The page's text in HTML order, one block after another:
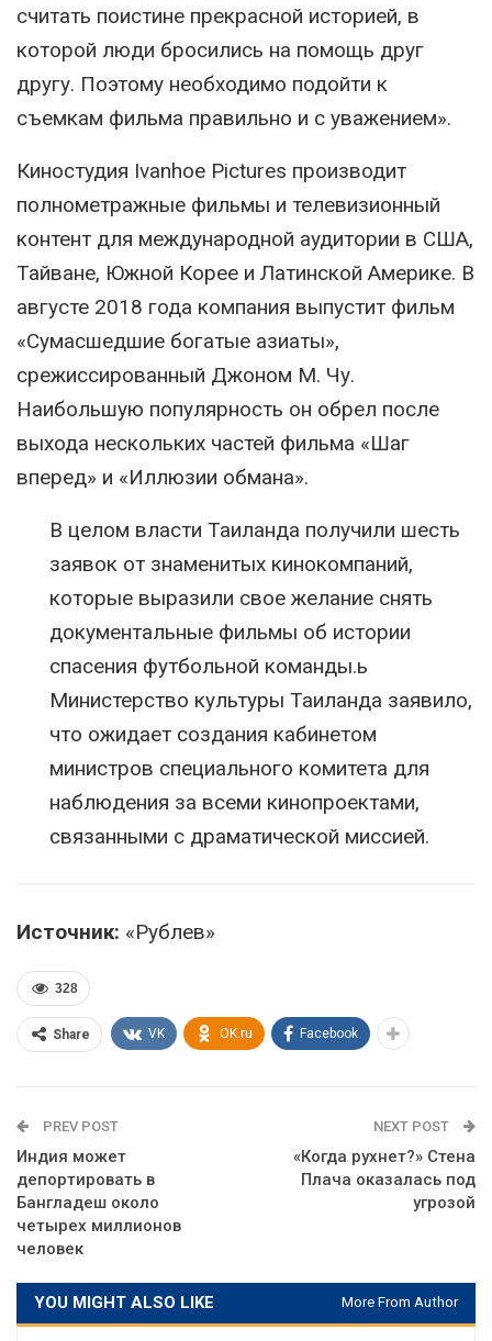
считать поистине прекрасной историей, в
которой люди бросились на помощь друг
другу. Поэтому необходимо подойти к
съемкам фильма правильно и с уважением».
Киностудия Ivanhoe Pictures производит
полнометражные фильмы и телевизионный
контент для международной аудитории в США,
Тайване, Южной Корее и Латинской Америке. В
августе 2018 года компания выпустит фильм
«Сумасшедшие богатые азиаты»,
срежиссированный Джоном М. Чу.
Наибольшую популярность он обрел после
выхода нескольких частей фильма «Шаг
вперед» и «Иллюзии обмана».
В целом власти Таиланда получили шесть
заявок от знаменитых кинокомпаний,
которые выразили свое желание снять
документальные фильмы об истории
спасения футбольной команды.ь
Министерство культуры Таиланда заявило,
что ожидает создания кабинетом
министров специального комитета для
наблюдения за всеми кинопроектами,
связанными с драматической миссией.
Источник: «Рублев»
328
Share VK OK.ru Facebook
PREV POST
Индия может
депортировать в
Бангладеш около
четырех миллионов
человек
NEXT POST
«Когда рухнет?» Стена
Плача оказалась под
угрозой
YOU MIGHT ALSO LIKE More From Author